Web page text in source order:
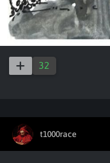
32
t1000race